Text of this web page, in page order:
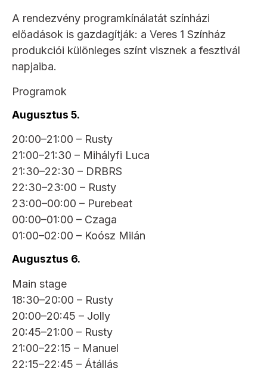
A rendezvény programkínálatát színházi
előadások is gazdagítják: a Veres 1 Színház
produkciói különleges színt visznek a fesztivál
napjaiba.
Programok
Augusztus 5.
20:00–21:00 – Rusty
21:00–21:30 – Mihályfi Luca
21:30–22:30 – DRBRS
22:30–23:00 – Rusty
23:00–00:00 – Purebeat
00:00–01:00 – Czaga
01:00–02:00 – Koósz Milán
Augusztus 6.
Main stage
18:30–20:00 – Rusty
20:00–20:45 – Jolly
20:45–21:00 – Rusty
21:00–22:15 – Manuel
22:15–22:45 – Átállás